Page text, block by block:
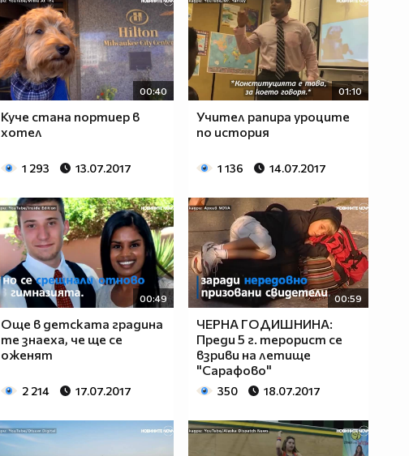
00:40
Куче стана портиер в
хотел
1 293 13.07.2017
01:10
Учител рапира уроците
по история
1 136 14.07.2017
00:49
Още в детската градина
те знаеха, че ще се
оженят
2 214 17.07.2017
00:59
ЧЕРНА ГОДИШНИНА:
Преди 5 г. терорист се
взриви на летище
"Сарафово"
350 18.07.2017